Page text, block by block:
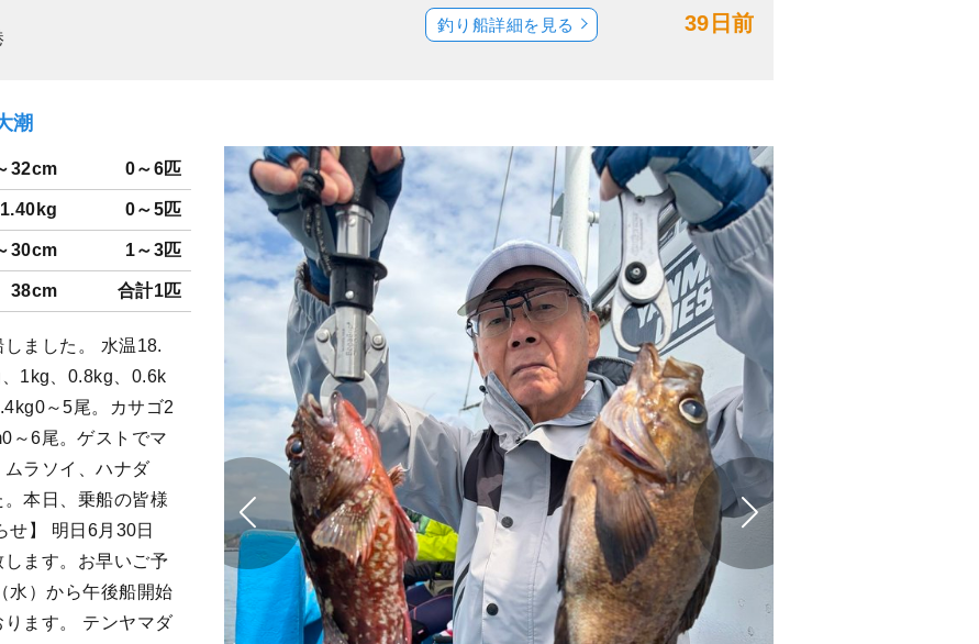
39日前
釣り船詳細を見る
潮
32cm 0～6匹
0～5匹
30cm 1～3匹
38cm 合計1匹
ました。 水温18.
1kg、0.8kg、0.6k
～5尾。カサゴ2
～6尾。ゲストでマ
ラソイ、ハナダ
本日、乗船の皆様
せ】 明日6月30日
します。お早いご予
水）から午後船開始
ます。 テンヤマダ